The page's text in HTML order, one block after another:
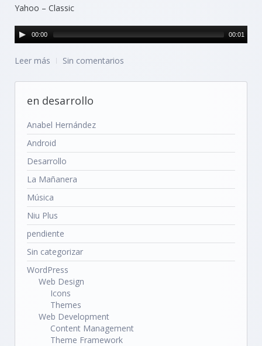
Yahoo – Classic
00:00 00:01
Leer más Sin comentarios
en desarrollo
Anabel Hernández
Android
Desarrollo
La Mañanera
Música
Niu Plus
pendiente
Sin categorizar
WordPress
Web Design
Icons
Themes
Web Development
Content Management
Theme Framework